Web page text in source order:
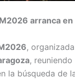
arranca
,
,
la búsqueda de